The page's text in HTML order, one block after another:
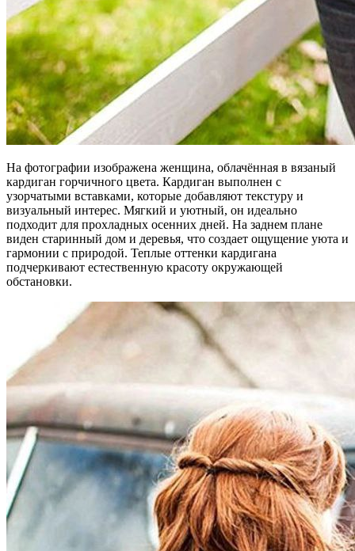
На фотографии изображена женщина, облачённая в вязаный
кардиган горчичного цвета. Кардиган выполнен с
узорчатыми вставками, которые добавляют текстуру и
визуальный интерес. Мягкий и уютный, он идеально
подходит для прохладных осенних дней. На заднем плане
виден старинный дом и деревья, что создает ощущение уюта и
гармонии с природой. Теплые оттенки кардигана
подчеркивают естественную красоту окружающей
обстановки.